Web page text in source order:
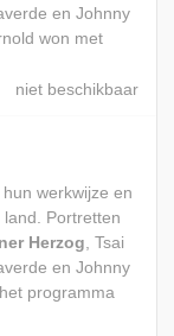
en Johnny
won met
werkwijze en
Portretten
Herzog, Tsai
en Johnny
programma